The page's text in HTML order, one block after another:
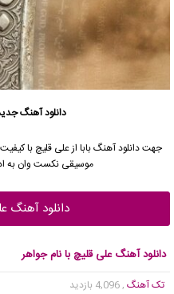
دانلود آهنگ
موسیقی نکست وان به
دانلود آهنگ
دانلود آهنگ علی قلیچ با نام جواهر
تک آهنگ , 4,096 بازدید